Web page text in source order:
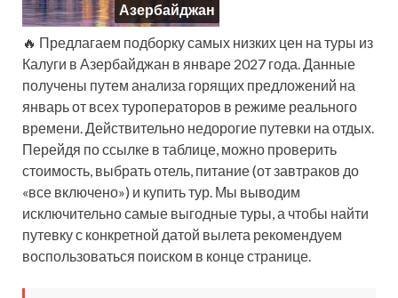
Азербайджан
🔥 Предлагаем подборку самых низких цен на туры из
Калуги в Азербайджан в январе 2027 года. Данные
получены путем анализа горящих предложений на
январь от всех туроператоров в режиме реального
времени. Действительно недорогие путевки на отдых.
Перейдя по ссылке в таблице, можно проверить
стоимость, выбрать отель, питание (от завтраков до
«все включено») и купить тур. Мы выводим
исключительно самые выгодные туры, а чтобы найти
путевку с конкретной датой вылета рекомендуем
воспользоваться поиском в конце странице.